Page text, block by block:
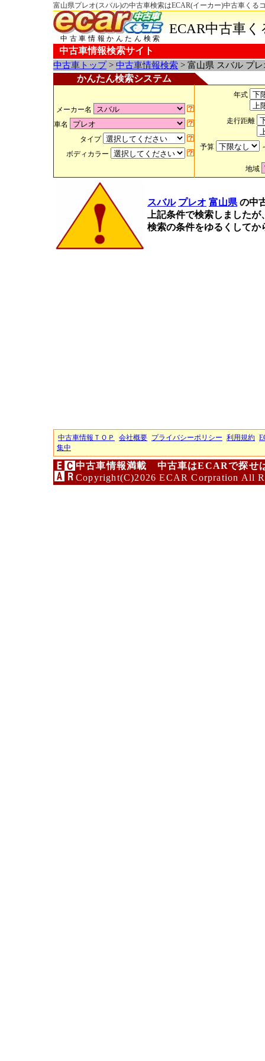
富山県プレオ(スバル)の中古車検索はECAR(イーカー)中古車くる
中古車情報かんたん検索
ECAR中古車
中古車情報検索サイト
中古車トップ> 中古車情報検索 > 富山県 スバル プ
かんたん検索システム
メーカー名
車名
タイプ
ボディカラー
年式
走行距離
予算
地域
スバル プレオ 富山県 の中
上記条件で検索しました
検索の条件をゆるくして
中古車情報ＴＯＰ 会社概要 プライバシーポリシー 利用規約
集中
中古車情報満載 中古車はECARで探せ
Copyright(C)2026 ECAR Corpration All